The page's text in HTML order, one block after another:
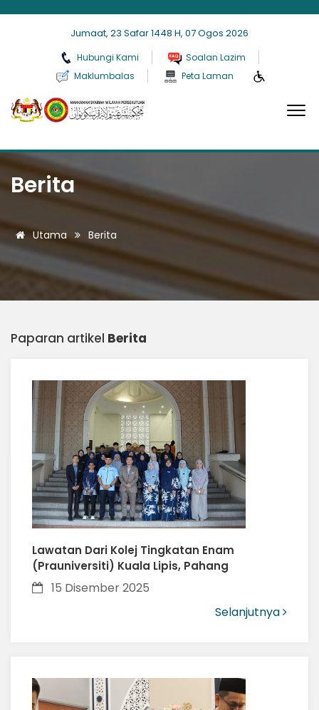
Jumaat, 23 Safar 1448 H, 07 Ogos 2026
Hubungi Kami
Soalan Lazim
Maklumbalas
Peta Laman
Berita
Utama Berita
Paparan artikel Berita
Lawatan Dari Kolej Tingkatan Enam
(Prauniversiti) Kuala Lipis, Pahang
15 Disember 2025
Selanjutnya